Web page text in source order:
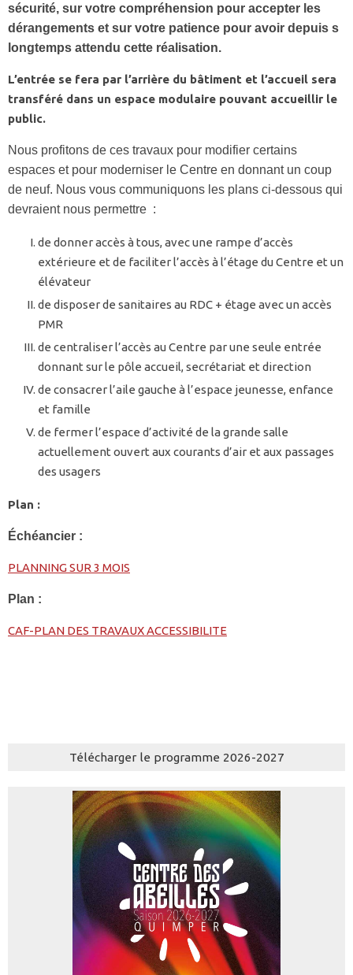
sécurité, sur votre compréhension pour accepter les
dérangements et sur votre patience pour avoir depuis s
longtemps attendu cette réalisation.
L’entrée se fera par l’arrière du bâtiment et l’accueil sera
transféré dans un espace modulaire pouvant accueillir le
public.
Nous profitons de ces travaux pour modifier certains
espaces et pour moderniser le Centre en donnant un coup
de neuf. Nous vous communiquons les plans ci-dessous qui
devraient nous permettre :
de donner accès à tous, avec une rampe d’accès
extérieure et de faciliter l’accès à l’étage du Centre et un
élévateur
de disposer de sanitaires au RDC + étage avec un accès
PMR
de centraliser l’accès au Centre par une seule entrée
donnant sur le pôle accueil, secrétariat et direction
de consacrer l’aile gauche à l’espace jeunesse, enfance
et famille
de fermer l’espace d’activité de la grande salle
actuellement ouvert aux courants d’air et aux passages
des usagers
Plan :
Échéancier :
PLANNING SUR 3 MOIS
Plan :
CAF-PLAN DES TRAVAUX ACCESSIBILITE
Télécharger le programme 2026-2027